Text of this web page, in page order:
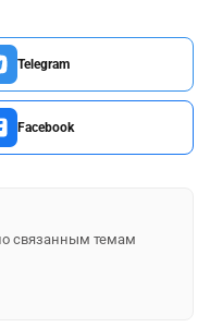
Telegram
Facebook
связанным темам